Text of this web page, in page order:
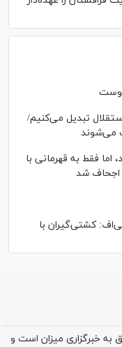
استقلال تبدیل می‌کنیم/
اما فقط به قهرمانی با
اجحاف شد
کشتی‌گیران با
خبرگزاری میزان است و